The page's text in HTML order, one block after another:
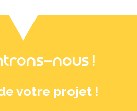
NOUS !
votre projet !